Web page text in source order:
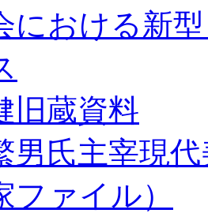
における新
旧蔵資料
男氏主宰現
ファイル）